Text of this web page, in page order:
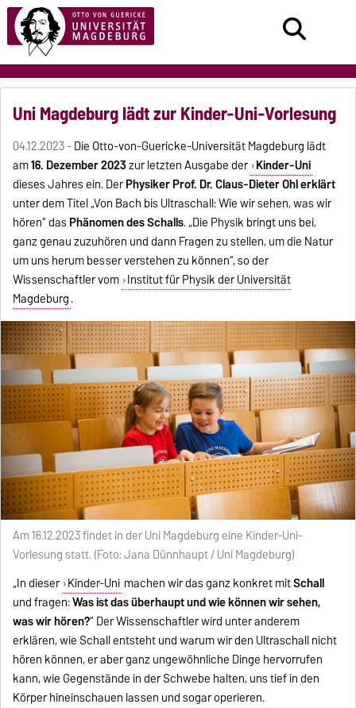
Uni Magdeburg lädt zur Kinder-Uni-Vorlesung
04.12.2023 -Die Otto-von-Guericke-Universität Magdeburg lädt
am16. Dezember 2023zur letzten Ausgabe der Kinder-Uni
dieses Jahres ein. DerPhysiker Prof. Dr. Claus-Dieter Ohl erklärt
unter dem Titel „Von Bach bis Ultraschall: Wie wir sehen, was wir
hören“ dasPhänomen des Schalls. „Die Physik bringt uns bei,
ganz genau zuzuhören und dann Fragen zu stellen, um die Natur
um uns herum besser verstehen zu können“, so der
Wissenschaftler vom Institut für Physik der Universität
Magdeburg.
Am 16.12.2023 findet in der Uni Magdeburg eine Kinder-Uni-
Vorlesung statt. (Foto: Jana Dünnhaupt / Uni Magdeburg)
„In dieser Kinder-Uni machen wir das ganz konkret mitSchall
und fragen:Was ist das überhaupt und wie können wir sehen,
was wir hören?“ Der Wissenschaftler wird unter anderem
erklären, wie Schall entsteht und warum wir den Ultraschall nicht
hören können, er aber ganz ungewöhnliche Dinge hervorrufen
kann, wie Gegenstände in der Schwebe halten, uns tief in den
Körper hineinschauen lassen und sogar operieren.